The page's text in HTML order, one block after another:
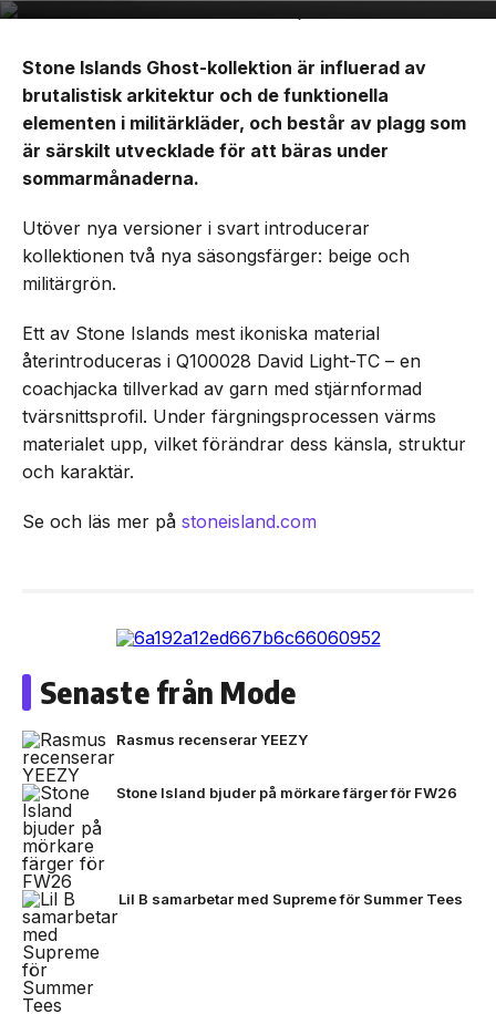
Stone Islands Ghost-kollektion är influerad av
brutalistisk arkitektur och de funktionella
elementen i militärkläder, och består av plagg som
är särskilt utvecklade för att bäras under
sommarmånaderna.
Utöver nya versioner i svart introducerar
kollektionen två nya säsongsfärger: beige och
militärgrön.
Ett av Stone Islands mest ikoniska material
återintroduceras i Q100028 David Light-TC – en
coachjacka tillverkad av garn med stjärnformad
tvärsnittsprofil. Under färgningsprocessen värms
materialet upp, vilket förändrar dess känsla, struktur
och karaktär.
Se och läs mer på stoneisland.com
Senaste från Mode
Rasmus recenserar YEEZY
Stone Island bjuder på mörkare färger för FW26
Lil B samarbetar med Supreme för Summer Tees